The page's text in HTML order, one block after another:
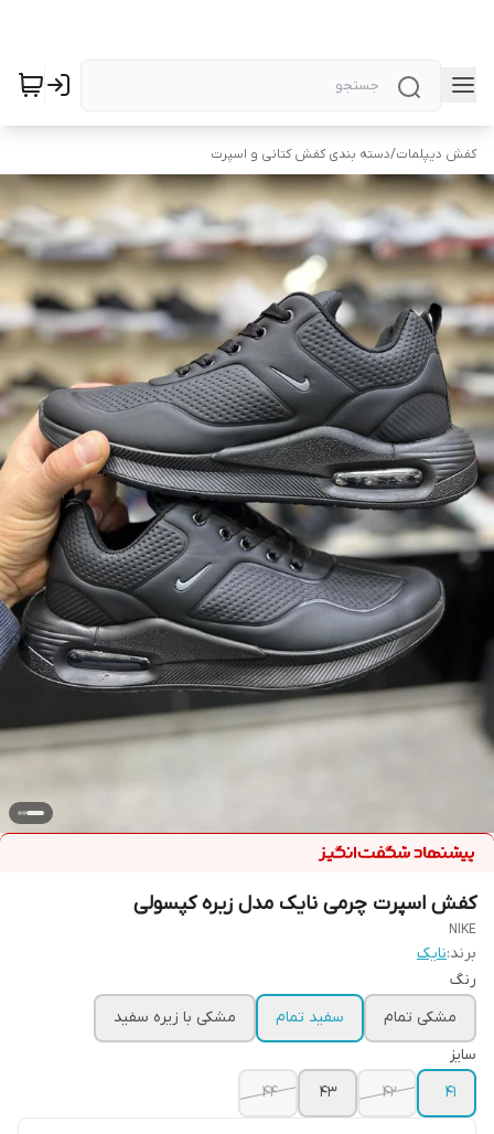
کفش دیپلمات/دسته بندی کفش کتانی و اسپرت
کفش اسپرت چرمی نایک مدل زیره کپسولی
NIKE
برند:نایک
رنگ
مشکی تمام
سفید تمام
مشکی با زیره سفید
سایز
41
42
43
44